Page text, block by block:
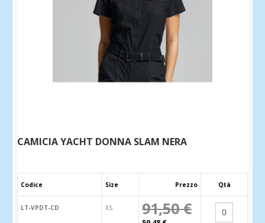
CAMICIA YACHT DONNA SLAM NERA
Codice Size Prezzo Qtà
LT-VPDT-CD XS 91,50 €